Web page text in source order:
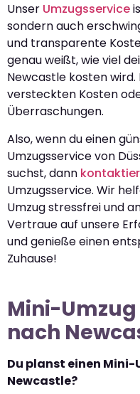
Unser Umzugsservice
sondern auch
und transparente
genau weißt, wie viel
Newcastle kosten wird.
versteckten Kosten
Überraschungen.
Also, wenn du einen
Umzugsservice von
suchst, dann
Umzugsservice. Wir
Umzug stressfrei und
Vertraue auf unsere
und genieße einen
Zuhause!
Mini-
nach
Du planst einen
Newcastle?